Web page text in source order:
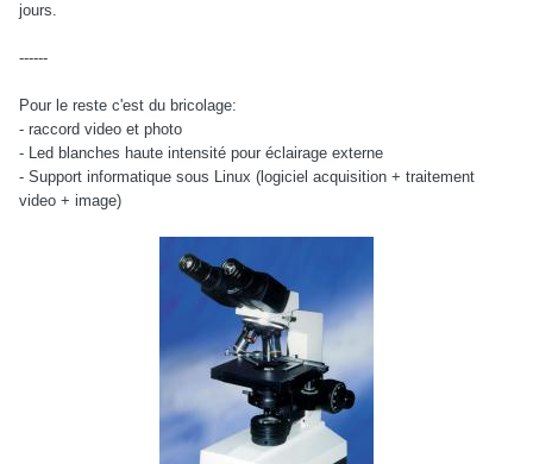
jours.
------
Pour le reste c'est du bricolage:
- raccord video et photo
- Led blanches haute intensité pour éclairage externe
- Support informatique sous Linux (logiciel acquisition + traitement
video + image)